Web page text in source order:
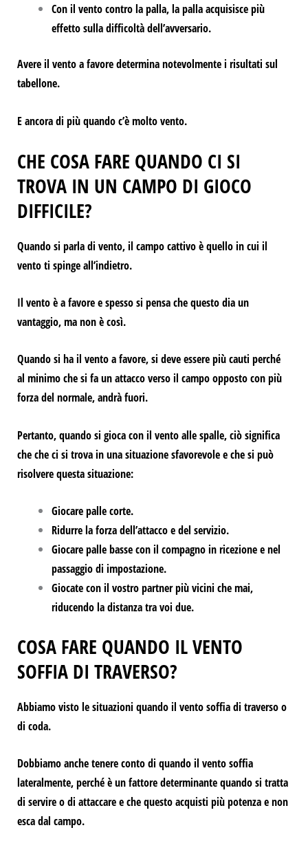
Con il vento contro la palla, la palla acquisiscepiù
effetto sulla difficoltà dell’avversario.
Avere il vento a favore determina notevolmente i risultati sul
tabellone.
E ancora di più quando c’è molto vento.
CHE COSA FARE QUANDO CI SI
TROVA IN UN CAMPO DI GIOCO
DIFFICILE?
Quando si parla di vento, il campo cattivo è quello in cui il
vento ti spinge all’indietro.
Il vento è a favore e spesso si pensa che questo dia un
vantaggio, ma non è così.
Quando si ha il vento a favore, si deve essere più cauti perché
al minimo che si fa unattacco verso il campo opposto con più
forza del normale, andrà fuori.
Pertanto, quando si gioca con il vento alle spalle, ciò significa
cheche ci si trova in una situazione sfavorevole e che si può
risolvere questa situazione:
Giocare palle corte.
Ridurre la forza dell’attacco e del servizio.
Giocare palle basse con il compagno in ricezione e nel
passaggio di impostazione.
Giocate con il vostro partner più vicini che mai,
riducendo la distanza tra voi due.
COSA FARE QUANDO IL VENTO
SOFFIA DI TRAVERSO?
Abbiamo visto le situazioniquando il vento soffia di traverso o
di coda.
Dobbiamo anche tenere conto di quando il vento soffia
lateralmente, perché è un fattore determinante quando si tratta
di servire o di attaccare e che questo acquisti più potenza e non
esca dal campo.